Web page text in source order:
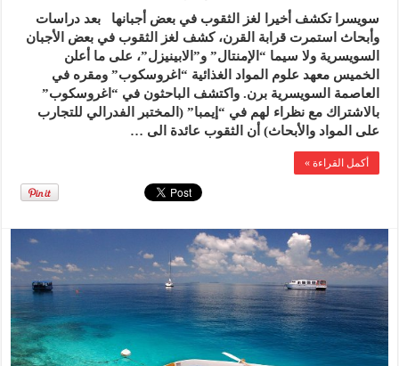
سويسرا تكشف أخيرا لغز الثقوب في بعض أجبانها بعد دراسات
وأبحاث استمرت قرابة القرن، كشف لغز الثقوب في بعض الأجبان
السويسرية ولا سيما “الإمنتال” و”الابينيزل”، على ما أعلن
الخميس معهد علوم المواد الغذائية “اغروسكوب” ومقره في
العاصمة السويسرية برن. واكتشف الباحثون في “اغروسكوب”
بالاشتراك مع نظراء لهم في “إيمبا” (المختبر الفدرالي للتجارب
على المواد والأبحاث) أن الثقوب عائدة الى …
أكمل القراءة »